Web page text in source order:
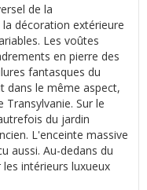
de la
décoration extérieure
Les voûtes
en pierre des
fantasques du
dans le même aspect,
Sur le
du jardin
L'enceinte massive
aussi. Au-dedans du
intérieurs luxueux